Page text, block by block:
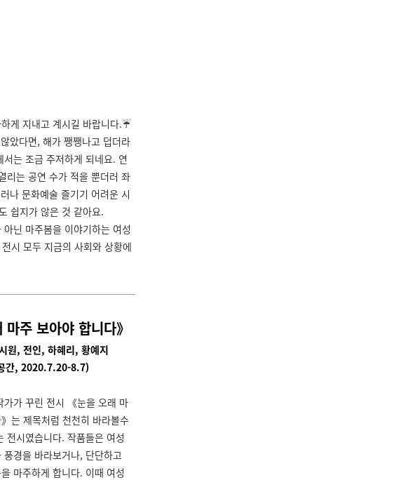
게 지내고 계시길 바랍니다.☔️
았다면, 해가 쨍쨍나고 덥더라
는 조금 주저하게 되네요. 연
리는 공연 수가 적을 뿐더러 좌
나 문화예술 즐기기 어려운 시
쉽지가 않은 것 같아요.
닌 마주봄을 이야기하는 여성
시 모두 지금의 사회와 상황에
마주 보아야 합니다》
원, 전인, 하혜리, 황예지
간, 2020.7.20-8.7)
가가 꾸린 전시 《눈을 오래 마
는 제목처럼 천천히 바라볼수
전시였습니다. 작품들은 여성
풍경을 바라보거나, 단단하고
마주하게 합니다. 이때 여성